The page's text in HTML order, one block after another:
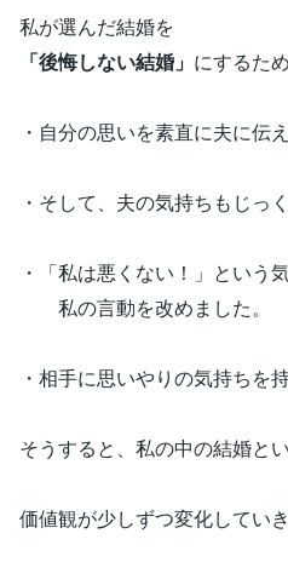
私が選んだ結婚を
「後悔しない結婚」 にするた
・自分の思いを素直に夫に伝
・そして、夫の気持ちもじっ
・「私は悪くない！」という
私の言動を改めました。
・相手に思いやりの気持ちを
そうすると、私の中の結婚と
価値観が少しずつ変化していき